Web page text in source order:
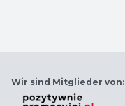
Wir sind Mitglieder von: